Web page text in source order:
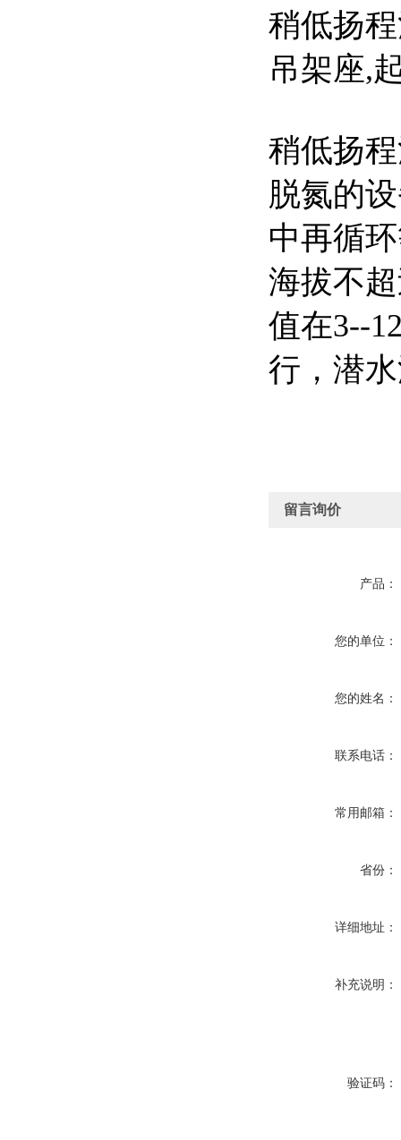
稍低扬
吊架座,
稍低扬
脱氮的
中再循
海拔不
值在3--
行，潜
留言询价
产品：
您的单位：
您的姓名：
联系电话：
常用邮箱：
省份：
详细地址：
补充说明：
验证码：